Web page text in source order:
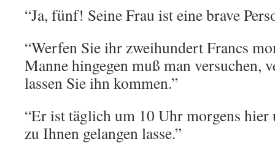
“Ja, fünf! Seine Frau ist eine brave
“Werfen Sie ihr zweihundert Francs
Manne hingegen muß man versuchen,
lassen Sie ihn kommen.”
“Er ist täglich um 10 Uhr morgens
zu Ihnen gelangen lasse.”